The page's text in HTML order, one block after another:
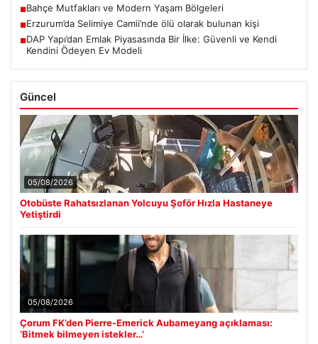
■Bahçe Mutfakları ve Modern Yaşam Bölgeleri
■Erzurum’da Selimiye Camii’nde ölü olarak bulunan kişi
■DAP Yapı’dan Emlak Piyasasında Bir İlke: Güvenli ve Kendi
Kendini Ödeyen Ev Modeli
Güncel
05/08/2026
Otobüste Rahatsızlanan Yolcuyu Şoför Hızla Hastaneye
Yetiştirdi
05/08/2026
Çorum FK’den Pierre-Emerick Aubameyang açıklaması:
‘Bitmek bilmeyen istekler…’